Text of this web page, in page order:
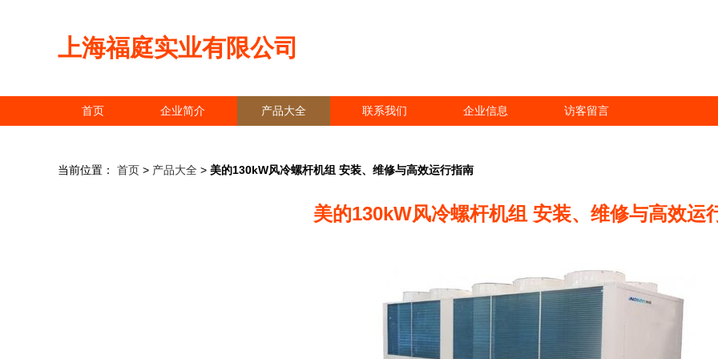
上海福庭实业有限公司
首页 企业简介 产品大全 联系我们 企业信息 访客留言
当前位置： 首页 > 产品大全 > 美的130kW风冷螺杆机组 安装、维修与高效运行指南
美的130kW风冷螺杆机组 安装、维修与高效运